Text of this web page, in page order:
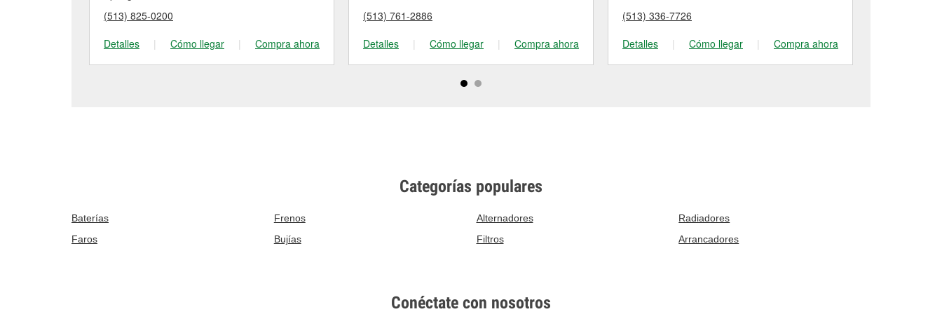
(513) 825-0200
Detalles
| Cómo llegar | Compra ahora
(513) 761-2886
Detalles
| Cómo llegar | Compra ahora
(513) 336-7726
Detalles
| Cómo llegar | Compra ahora
Categorías populares
Baterías Frenos Alternadores
Radiadores
Faros
Bujías Filtros Arrancadores
Conéctate con nosotros